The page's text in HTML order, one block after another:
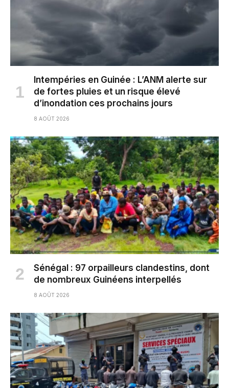
Intempéries en Guinée : L’ANM alerte sur
de fortes pluies et un risque élevé
d’inondation ces prochains jours
8 AOÛT 2026
Sénégal : 97 orpailleurs clandestins, dont
de nombreux Guinéens interpellés
8 AOÛT 2026